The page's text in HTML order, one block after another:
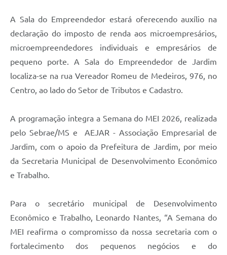
A Sala do Empreendedor estará oferecendo auxílio na
declaração do imposto de renda aos microempresários,
microempreendedores individuais e empresários de
pequeno porte. A Sala do Empreendedor de Jardim
localiza-se na rua Vereador Romeu de Medeiros, 976, no
Centro, ao lado do Setor de Tributos e Cadastro.
A programação integra a Semana do MEI 2026, realizada
pelo Sebrae/MS e AEJAR - Associação Empresarial de
Jardim, com o apoio da Prefeitura de Jardim, por meio
da Secretaria Municipal de Desenvolvimento Econômico
e Trabalho.
Para o secretário municipal de Desenvolvimento
Econômico e Trabalho, Leonardo Nantes, “A Semana do
MEI reafirma o compromisso da nossa secretaria com o
fortalecimento dos pequenos negócios e do